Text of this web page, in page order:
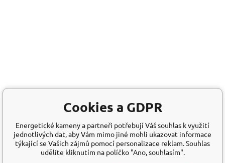
Cookies a GDPR
Energetické kameny a partneři potřebují Váš souhlas k využití
jednotlivých dat, aby Vám mimo jiné mohli ukazovat informace
týkající se Vašich zájmů pomocí personalizace reklam. Souhlas
udělíte kliknutím na políčko "Ano, souhlasím".